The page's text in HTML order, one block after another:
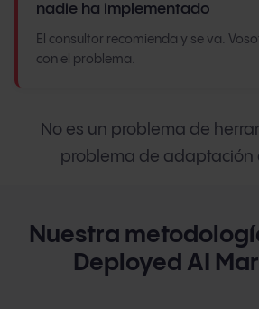
nadie ha implementado
El consultor recomienda y se va.
con el problema.
No es un problema de
problema de adaptación
Nuestra
Deployed AI